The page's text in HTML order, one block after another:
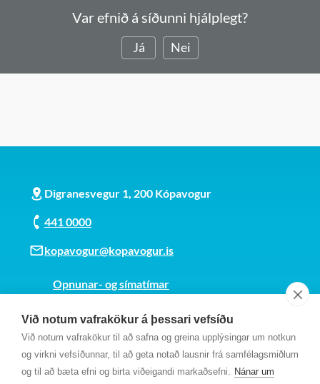
Við notum vafrakökur á þessari vefsíðu
Við notum vafrakökur til að safna og greina upplýsingar um notkun
og virkni vefsíðunnar, til að geta notað lausnir frá samfélagsmiðlum
og til að bæta efni og birta viðeigandi markaðsefni. Nánar um
Var efnið á síðunni hjálplegt?
Já Nei
Digranesvegur 1, 200 Kópavogur
441 0000
kopavogur@kopavogur.is
Opnunar- og símatímar
Kt. 700169-3759
Fundarmannagátt